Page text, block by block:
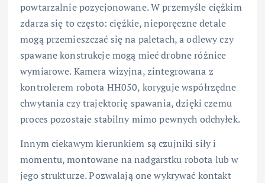
powtarzalnie pozycjonowane. W przemyśle ciężkim
zdarza się to często: ciężkie, nieporęczne detale
mogą przemieszczać się na paletach, a odlewy czy
spawane konstrukcje mogą mieć drobne różnice
wymiarowe. Kamera wizyjna, zintegrowana z
kontrolerem robota HH050, koryguje współrzędne
chwytania czy trajektorię spawania, dzięki czemu
proces pozostaje stabilny mimo pewnych odchyłek.
Innym ciekawym kierunkiem są czujniki siły i
momentu, montowane na nadgarstku robota lub w
jego strukturze. Pozwalają one wykrywać kontakt